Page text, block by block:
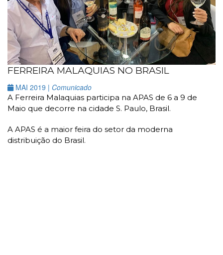
FERREIRA MALAQUIAS NO BRASIL
MAI 2019 | Comunicado
A Ferreira Malaquias participa na APAS de 6 a 9 de
Maio que decorre na cidade S. Paulo, Brasil.
A APAS é a maior feira do setor da moderna
distribuição do Brasil.